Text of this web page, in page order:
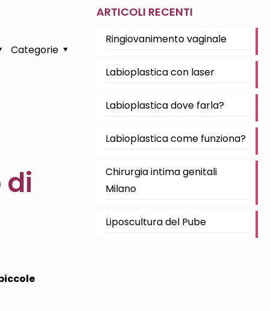
Categorie
di
ARTICOLI RECENTI
Ringiovanimento vaginale
Labioplastica con laser
Labioplastica dove farla?
Labioplastica come funziona?
Chirurgia intima genitali
Milano
Liposcultura del Pube